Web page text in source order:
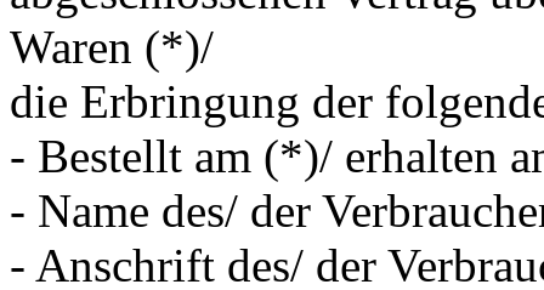
Waren (*)/
die Erbringung der
- Bestellt am (*)/ erhalten
- Name des/ der
- Anschrift des/ der